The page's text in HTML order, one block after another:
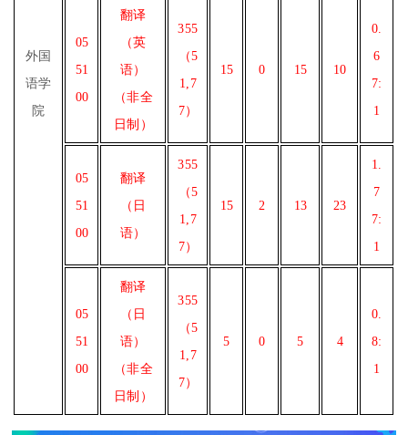
外国
语学
院
05
51
00
翻译
（英
语）
（非全
日制）
355
（5
1,7
7）
15 0 15 10
0.
6
7:
1
05
51
00
翻译
（日
语）
355
（5
1,7
7）
15 2 13 23
1.
7
7:
1
05
51
00
翻译
（日
语）
（非全
日制）
355
（5
1,7
7）
5 0 5 4
0.
8:
1